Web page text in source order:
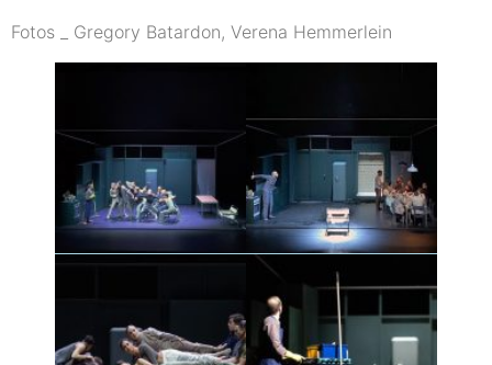
Fotos _ Gregory Batardon, Verena Hemmerlein